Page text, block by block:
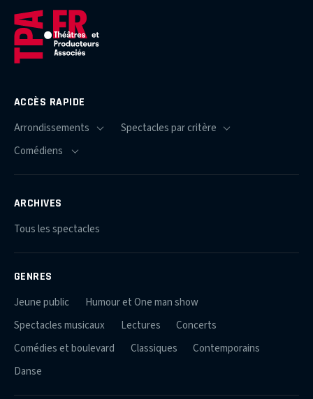
ACCÈS RAPIDE
ARCHIVES
Tous les spectacles
GENRES
Jeune public
Humour et One man show
Spectacles musicaux
Lectures
Concerts
Comédies et boulevard
Classiques
Contemporains
Danse